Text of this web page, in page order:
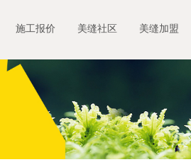
施工报价 美缝社区 美缝加盟